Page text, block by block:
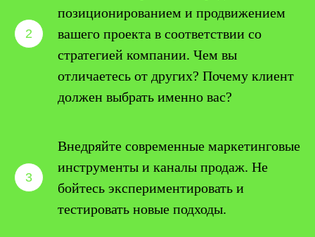
позиционированием и продвижением
вашего проекта в соответствии со
стратегией компании. Чем вы
отличаетесь от других? Почему клиент
должен выбрать именно вас?
Внедряйте современные маркетинговые
инструменты и каналы продаж. Не
бойтесь экспериментировать и
тестировать новые подходы.